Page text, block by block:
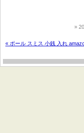
« ポール スミス 小銭 入れ